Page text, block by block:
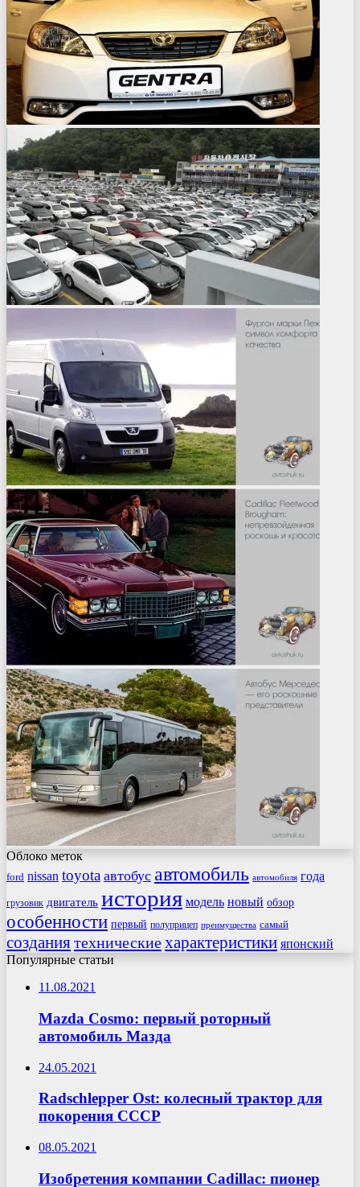
Облоко меток
ford nissan toyota автобус автомобиль автомобиля года
грузовик двигатель история модель новый обзор
особенности первый полуприцеп преимущества самый
созданиятехническиехарактеристики японский
Популярные статьи
11.08.2021
Mazda Cosmo: первый роторный
автомобиль Мазда
24.05.2021
Radschlepper Ost: колесный трактор для
покорения СССР
08.05.2021
Изобретения компании Cadillac: пионер